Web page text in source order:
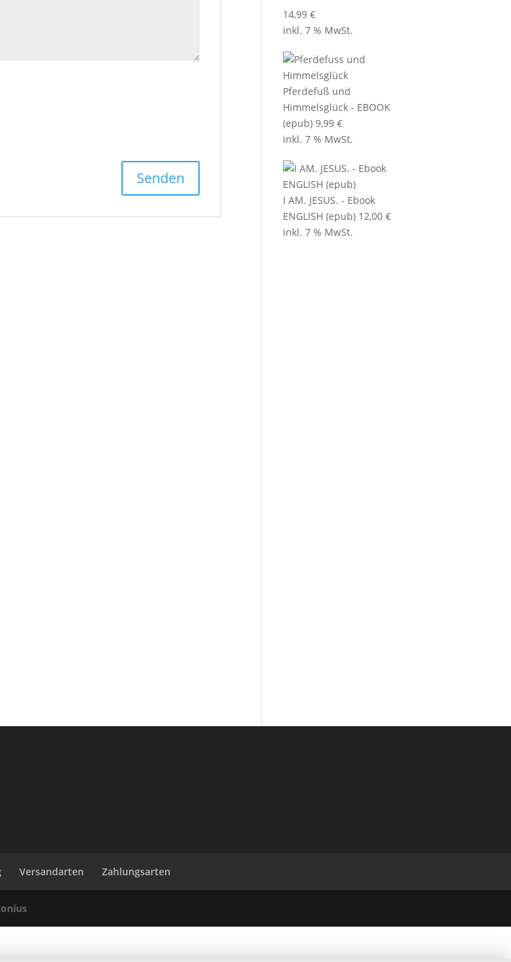
14,99€
inkl. 7 % MwSt.
Pferdefuß und
Himmelsglück - EBOOK
(epub) 9,99€
inkl. 7 % MwSt.
I AM. JESUS. - Ebook
ENGLISH (epub) 12,00€
inkl. 7 % MwSt.
Versandarten Zahlungsarten